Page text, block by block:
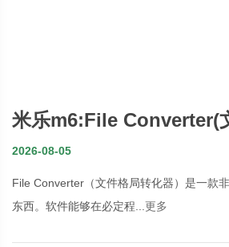
米乐m6:File Converter(
器) V123 官方版
2026-08-05
File Converter（文件格局转化器）是一款
东西。软件能够在必定程... 更多